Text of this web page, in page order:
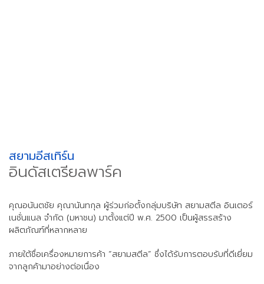
สยามอีสเทิร์น
อินดัสเตรียลพาร์ค
คุณอนันตชัย คุณานันทกุล ผู้ร่วมก่อตั้งกลุ่มบริษัท สยามสตีล อินเตอร์
เนชั่นแนล จำกัด (มหาชน) มาตั้งแต่ปี พ.ศ. 2500 เป็นผู้สรรสร้าง
ผลิตภัณฑ์ที่หลากหลาย
ภายใต้ชื่อเครื่องหมายการค้า “สยามสตีล” ซึ่งได้รับการตอบรับที่ดีเยี่ยม
จากลูกค้ามาอย่างต่อเนื่อง